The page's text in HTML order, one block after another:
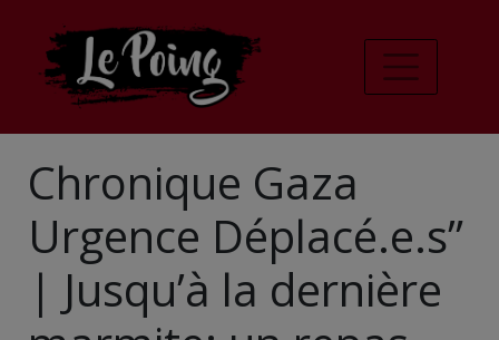
Chronique Gaza
Urgence Déplacé.e.s”
| Jusqu’à la dernière